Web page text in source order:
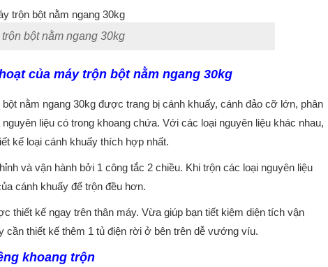
bột nằm ngang 30kg
của máy trộn bột nằm ngang 30kg
nằm ngang 30kg được trang bị cánh khuấy, cánh đảo cỡ lớn, phân
liệu có trong khoang chứa. Với các loại nguyên liệu khác nhau,
kế loại cánh khuấy thích hợp nhất.
và vận hành bởi 1 công tắc 2 chiều. Khi trộn các loại nguyên liệu
cánh khuấy để trộn đều hơn.
thiết kế ngay trên thân máy. Vừa giúp bạn tiết kiệm diện tích vận
thiết kế thêm 1 tủ điện rời ở bên trên dễ vướng víu.
khoang trộn